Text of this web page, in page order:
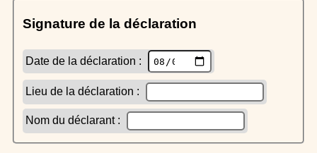
Signature de la déclaration
Date de la déclaration :
Lieu de la déclaration :
Nom du déclarant :